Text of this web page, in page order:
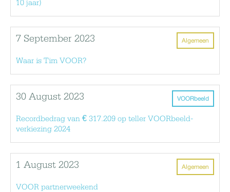
10 jaar)
Algemeen
7 September 2023
Waar is Tim VOOR?
VOORbeeld
30 August 2023
Recordbedrag van € 317.209 op teller VOORbeeld-
verkiezing 2024
Algemeen
1 August 2023
VOOR partnerweekend